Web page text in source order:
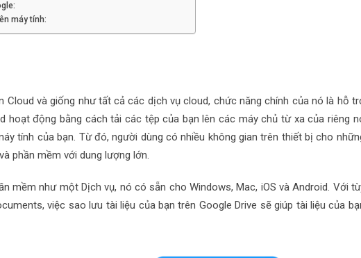
máy tính:
Cloud và giống như tất cả các dịch vụ cloud, chức năng chính của nó là hỗ
hoạt động bằng cách tải các tệp của bạn lên các máy chủ từ xa của riêng
tính của bạn. Từ đó, người dùng có nhiều không gian trên thiết bị cho
phần mềm với dung lượng lớn.
mềm như một Dịch vụ, nó có sẵn cho Windows, Mac, iOS và Android. Với
việc sao lưu tài liệu của bạn trên Google Drive sẽ giúp tài liệu của